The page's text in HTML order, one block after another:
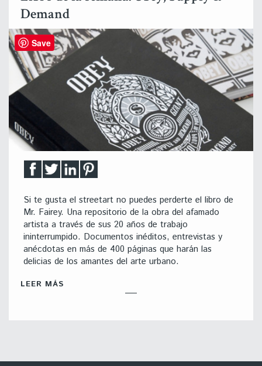
Demand
Si te gusta el streetart no puedes perderte el libro de
Mr. Fairey. Una repositorio de la obra del afamado
artista a través de sus 20 años de trabajo
ininterrumpido. Documentos inéditos, entrevistas y
anécdotas en más de 400 páginas que harán las
delicias de los amantes del arte urbano.
LEER MÁS
Save